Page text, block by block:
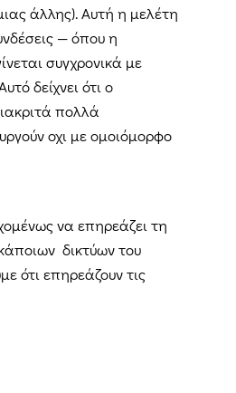
άλλης). Αυτή η μελέτη
— όπου η
συγχρονικά με
δείχνει ότι ο
πολλά
οχι με ομοιόμορφο
να επηρεάζει τη
δικτύων του
ότι επηρεάζουν τις